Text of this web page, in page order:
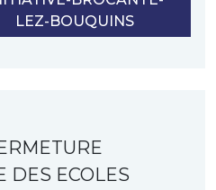
LEZ-BOUQUINS
DES ECOLES